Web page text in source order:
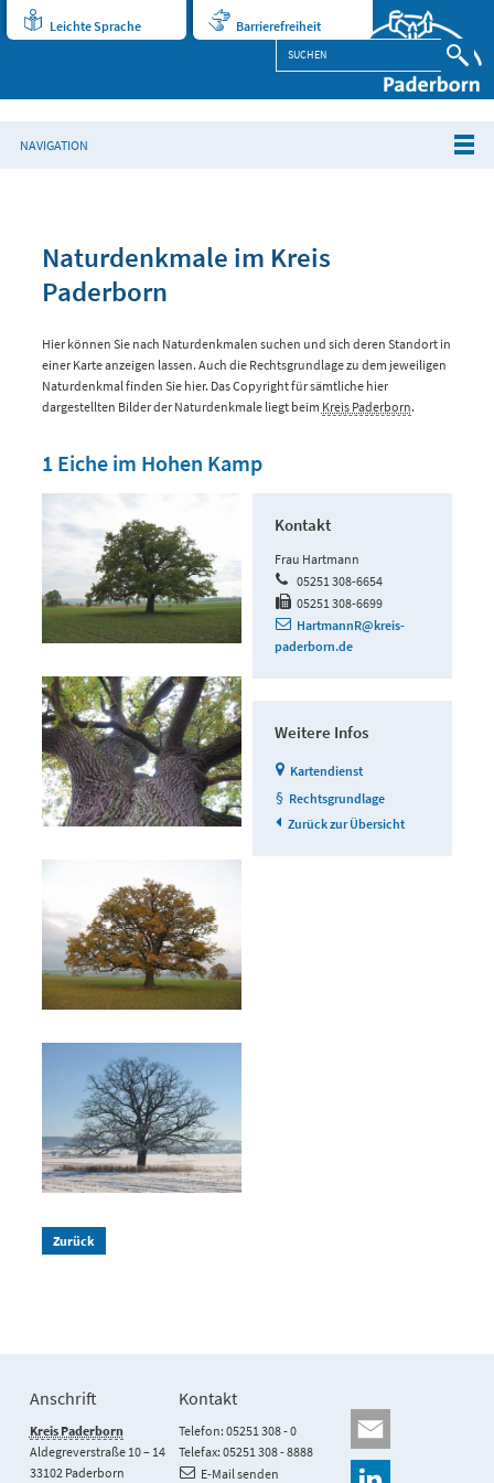
Leichte Sprache Barrierefreiheit
NAVIGATION
Naturdenkmale im Kreis
Paderborn
Hier können Sie nach Naturdenkmalen suchen und sich deren Standort in
einer Karte anzeigen lassen. Auch die Rechtsgrundlage zu dem jeweiligen
Naturdenkmal finden Sie hier. Das Copyright für sämtliche hier
dargestellten Bilder der Naturdenkmale liegt beim Kreis Paderborn.
1 Eiche im Hohen Kamp
Kontakt
Frau Hartmann
05251 308-6654
05251 308-6699
HartmannR@kreis-
paderborn.de
Weitere Infos
Kartendienst
Rechtsgrundlage
Zurück zur Übersicht
Zurück
Anschrift
Kreis Paderborn
Aldegreverstraße 10 – 14
33102 Paderborn
Kontakt
Telefon: 05251 308 - 0
Telefax: 05251 308 - 8888
E-Mail senden